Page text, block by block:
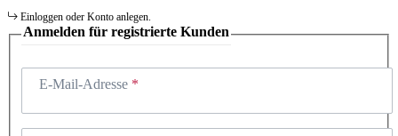
Einloggen oder Konto anlegen.
Anmelden für registrierte Kunden
E-Mail-Adresse